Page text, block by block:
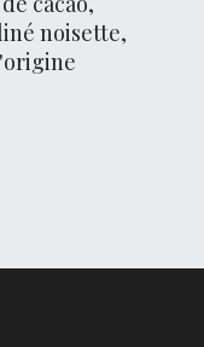
noisette,